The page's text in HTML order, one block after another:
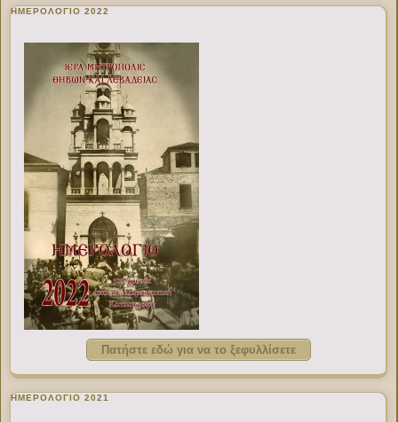
ΗΜΕΡΟΛΟΓΙΟ 2022
Πατήστε εδώ για να το ξεφυλλίσετε
ΗΜΕΡΟΛΟΓΙΟ 2021